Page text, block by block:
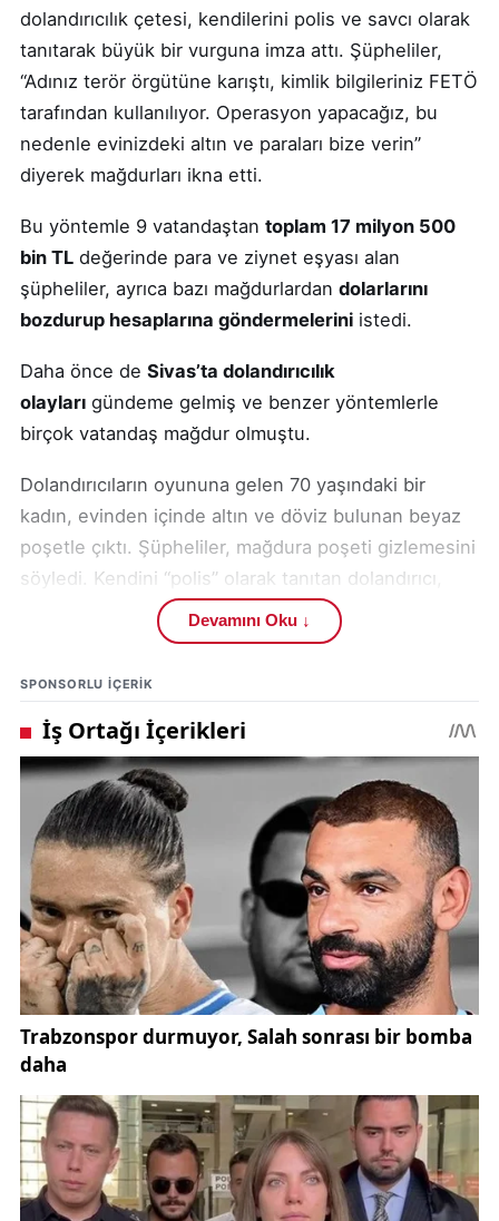
dolandırıcılık çetesi, kendilerini polis ve savcı olarak
tanıtarak büyük bir vurguna imza attı. Şüpheliler,
“Adınız terör örgütüne karıştı, kimlik bilgileriniz FETÖ
tarafından kullanılıyor. Operasyon yapacağız, bu
nedenle evinizdeki altın ve paraları bize verin”
diyerek mağdurları ikna etti.
Bu yöntemle 9 vatandaştan toplam 17 milyon 500
bin TL değerinde para ve ziynet eşyası alan
şüpheliler, ayrıca bazı mağdurlardan dolarlarını
bozdurup hesaplarına göndermelerini istedi.
Daha önce de Sivas’ta dolandırıcılık
olayları gündeme gelmiş ve benzer yöntemlerle
birçok vatandaş mağdur olmuştu.
Dolandırıcıların oyununa gelen 70 yaşındaki bir
kadın, evinden içinde altın ve döviz bulunan beyaz
poşetle çıktı. Şüpheliler, mağdura poşeti gizlemesini
söyledi. Kendini “polis” olarak tanıtan dolandırıcı,
önceden belirlenen şekilde “Parola barış” diyerek
poşeti aldı. Ancak bu anlargüvenlik
kameraları
tarafından kaydedildi ve delil olarak
dosyaya girdi.
Şüphelilerin izini sürenAnkara İl Emniyet
Müdürlüğü Asayiş Şube Müdürlüğü Dolandırıcılık
Büro Amirliğiekipleri, titiz bir çalışma yürüttü.
Polis, şüphelilerin hesaplarına yatırılan2 milyon 850
bin TL’yi bloke ederek mağdura iade etti.
Ankara Asayiş Şube’deki işlemlerin ardından
adliyeye sevk edilen şüphelilerden18’i tutuklandı,
diğerleri hakkında yasal süreç devam ediyor.
Emniyet yetkilileri, vatandaşlara benzer dolandırıcılık
girişimlerine karşı dikkatli olmaları uyarısında
bulundu.
Uzmanlar, çetenin kullandığı yöntemin “klasik
telefon dolandırıcılığı” örneği olduğunu belirtiyor.
Devamını Oku ↓
SPONSORLU IÇERIK